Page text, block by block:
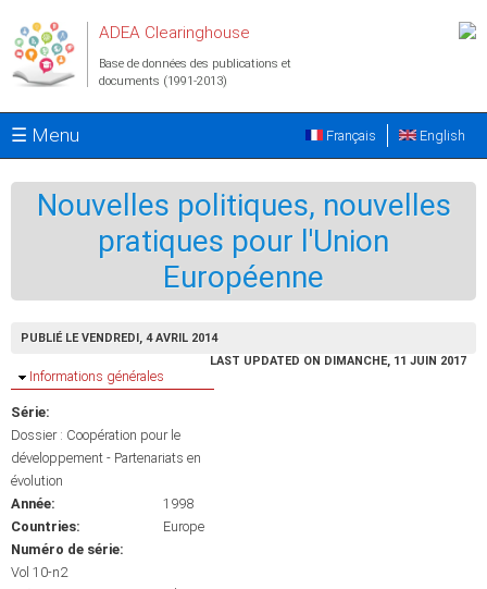
ADEA Clearinghouse
Base de données des publications et
documents (1991-2013)
☰ Menu English
Français
Nouvelles politiques, nouvelles
pratiques pour l'Union
Européenne
PUBLIÉ LE VENDREDI, 4 AVRIL 2014
LAST UPDATED ON DIMANCHE, 11 JUIN 2017
Masquer
Informations générales
Série:
Dossier : Coopération pour le
développement - Partenariats en
évolution
Année:
1998
Countries:
Europe
Numéro de série:
Vol 10-n2